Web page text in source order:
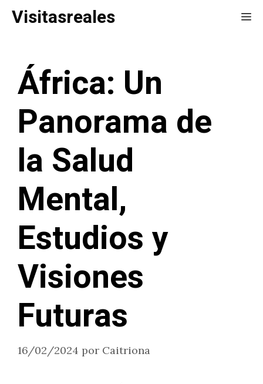
Saltar
Visitasreales
África: Un
Panorama de
la Salud
Mental,
Estudios y
Visiones
Futuras
16/02/2024 por Caitriona